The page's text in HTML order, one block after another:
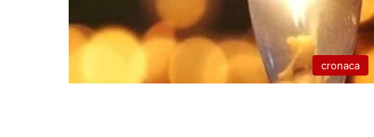
cronaca